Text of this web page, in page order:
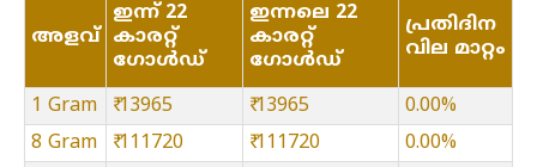
അളവ്
ഇന്ന് 22
കാരറ്റ്
ഗോൾഡ്
ഇന്നലെ 22
കാരറ്റ്
ഗോൾഡ്
പ്രതിദിന
വില മാറ്റം
1 Gram ₹ 13965 ₹ 13965
0.00%
8 Gram
₹ 111720 ₹ 111720
0.00%